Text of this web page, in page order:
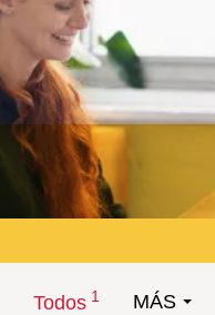
Todos 1 MÁS